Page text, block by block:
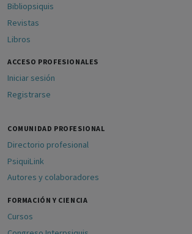
Bibliopsiquis
Revistas
Libros
ACCESO PROFESIONALES
Iniciar sesión
Registrarse
COMUNIDAD PROFESIONAL
Directorio profesional
PsiquiLink
Autores y colaboradores
FORMACIÓN Y CIENCIA
Cursos